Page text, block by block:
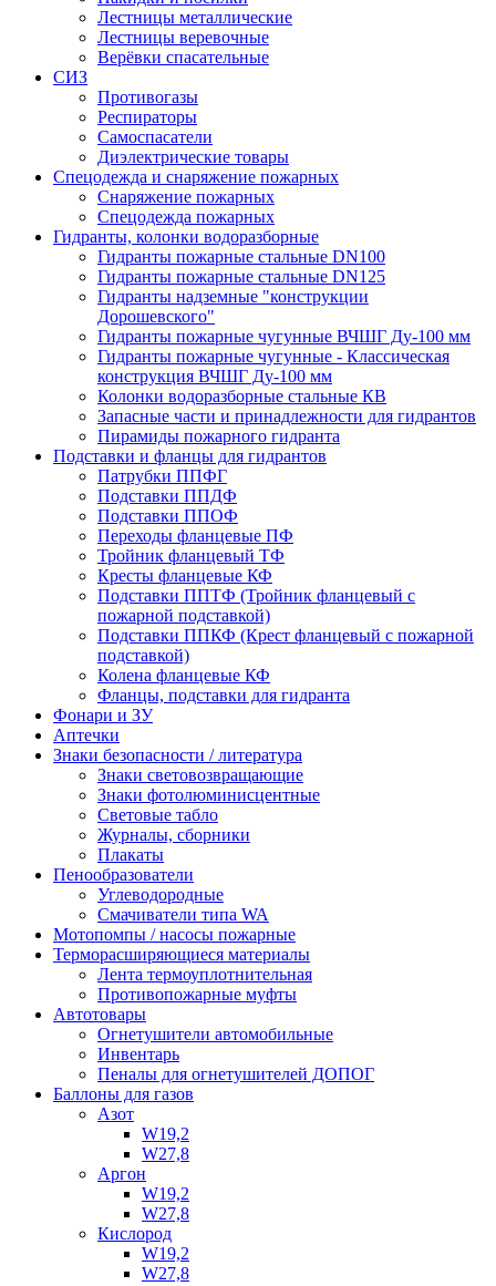
Лестницы металлические
Лестницы веревочные
Верёвки спасательные
СИЗ
Противогазы
Респираторы
Самоспасатели
Диэлектрические товары
Спецодежда и снаряжение пожарных
Снаряжение пожарных
Спецодежда пожарных
Гидранты, колонки водоразборные
Гидранты пожарные стальные DN100
Гидранты пожарные стальные DN125
Гидранты надземные "конструкции
Дорошевского"
Гидранты пожарные чугунные ВЧШГ Ду-100 мм
Гидранты пожарные чугунные - Классическая
конструкция ВЧШГ Ду-100 мм
Колонки водоразборные стальные КВ
Запасные части и принадлежности для гидрантов
Пирамиды пожарного гидранта
Подставки и фланцы для гидрантов
Патрубки ППФГ
Подставки ППДФ
Подставки ППОФ
Переходы фланцевые ПФ
Тройник фланцевый ТФ
Кресты фланцевые КФ
Подставки ППТФ (Тройник фланцевый с
пожарной подставкой)
Подставки ППКФ (Крест фланцевый с пожарной
подставкой)
Колена фланцевые КФ
Фланцы, подставки для гидранта
Фонари и ЗУ
Аптечки
Знаки безопасности / литература
Знаки световозвращающие
Знаки фотолюминисцентные
Световые табло
Журналы, сборники
Плакаты
Пенообразователи
Углеводородные
Смачиватели типа WA
Мотопомпы / насосы пожарные
Терморасширяющиеся материалы
Лента термоуплотнительная
Противопожарные муфты
Автотовары
Огнетушители автомобильные
Инвентарь
Пеналы для огнетушителей ДОПОГ
Баллоны для газов
Азот
W19,2
W27,8
Аргон
W19,2
W27,8
Кислород
W19,2
W27,8